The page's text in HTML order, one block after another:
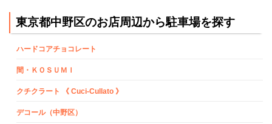
東京都中野区のお店周辺から駐車場を探す
ハードコアチョコレート
間・ＫＯＳＵＭＩ
クチクラート 《 Cuci-Cullato 》
デコール（中野区）